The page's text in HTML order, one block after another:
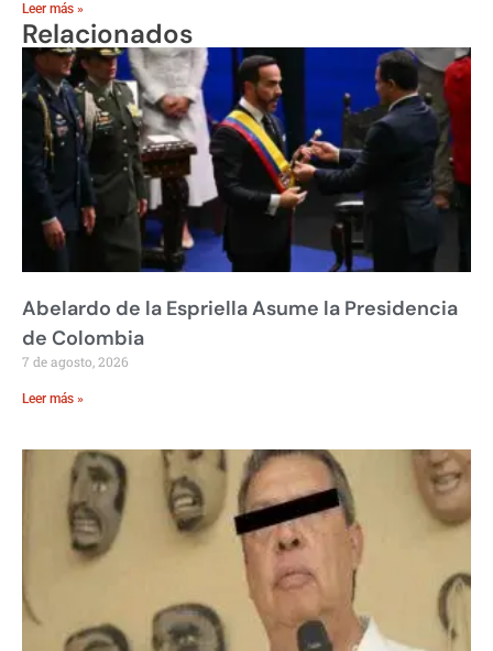
Leer más »
Relacionados
Abelardo de la Espriella Asume la Presidencia
de Colombia
7 de agosto, 2026
Leer más »